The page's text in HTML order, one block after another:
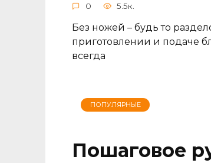
0 5.5к.
Без ножей – будь то
приготовлении и подаче
всегда
ПОПУЛЯРНЫЕ
Пошаговое